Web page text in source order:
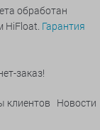
обработан
HiFloat. Гарантия
заказ!
клиентов Новости